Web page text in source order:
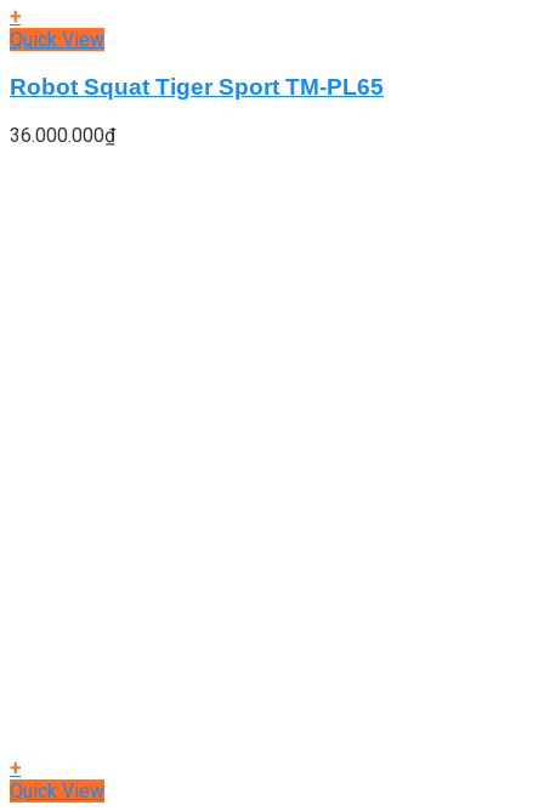
+
Quick View
Robot Squat Tiger Sport TM-PL65
36.000.000₫
+
Quick View